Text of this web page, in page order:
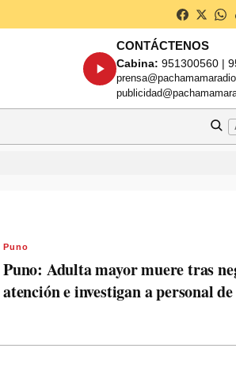
CONTÁCTENOS
Cabina: 951300560 |
Puno
Puno: Adulta mayor muere tras
atención e investigan a personal